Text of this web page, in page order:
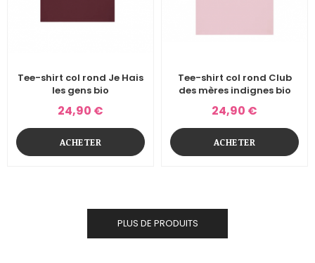
Tee-shirt col rond Je Hais
les gens bio
24,90 €
ACHETER
Tee-shirt col rond Club
des mères indignes bio
24,90 €
ACHETER
PLUS DE PRODUITS